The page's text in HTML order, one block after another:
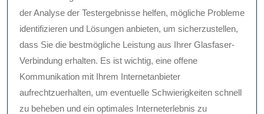
der Analyse der Testergebnisse helfen, mögliche Probleme
identifizieren und Lösungen anbieten, um sicherzustellen,
dass Sie die bestmögliche Leistung aus Ihrer Glasfaser-
Verbindung erhalten. Es ist wichtig, eine offene
Kommunikation mit Ihrem Internetanbieter
aufrechtzuerhalten, um eventuelle Schwierigkeiten schnell
zu beheben und ein optimales Interneterlebnis zu